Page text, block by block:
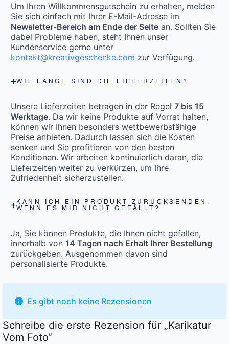
Um Ihren Willkommensgutschein zu erhalten, melden
Sie sich einfach mit Ihrer E-Mail-Adresse im
Newsletter-Bereich am Ende der Seite an. Sollten Sie
dabei Probleme haben, steht Ihnen unser
Kundenservice gerne unter
kontakt@kreativgeschenke.com zur Verfügung.
WIE LANGE SIND DIE LIEFERZEITEN?
Unsere Lieferzeiten betragen in der Regel 7 bis 15
Werktage. Da wir keine Produkte auf Vorrat halten,
können wir Ihnen besonders wettbewerbsfähige
Preise anbieten. Dadurch lassen sich die Kosten
senken und Sie profitieren von den besten
Konditionen. Wir arbeiten kontinuierlich daran, die
Lieferzeiten weiter zu verkürzen, um Ihre
Zufriedenheit sicherzustellen.
KANN ICH EIN PRODUKT ZURÜCKSENDEN,
WENN ES MIR NICHT GEFÄLLT?
Ja, Sie können Produkte, die Ihnen nicht gefallen,
innerhalb von 14 Tagen nach Erhalt Ihrer Bestellung
zurückgeben. Ausgenommen davon sind
personalisierte Produkte.
Es gibt noch keine Rezensionen
Schreibe die erste Rezension für „Karikatur
Vom Foto“